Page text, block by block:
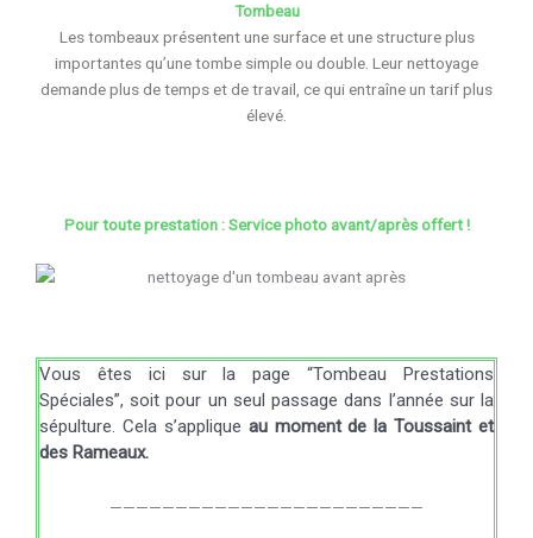
Tombeau
Les tombeaux présentent une surface et une structure plus
importantes qu’une tombe simple ou double. Leur nettoyage
demande plus de temps et de travail, ce qui entraîne un tarif plus
élevé.
Pour toute prestation : Service photo avant/après offert !
Vous êtes ici sur la page “Tombeau Prestations
Spéciales”, soit pour un seul passage dans l’année sur la
sépulture. Cela s’applique au moment de la Toussaint et
des Rameaux.
————————————————————————